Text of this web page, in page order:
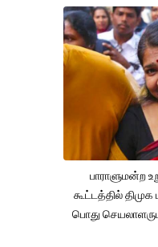
பாராளுமன்ற
கூட்டத்தில்
பொது